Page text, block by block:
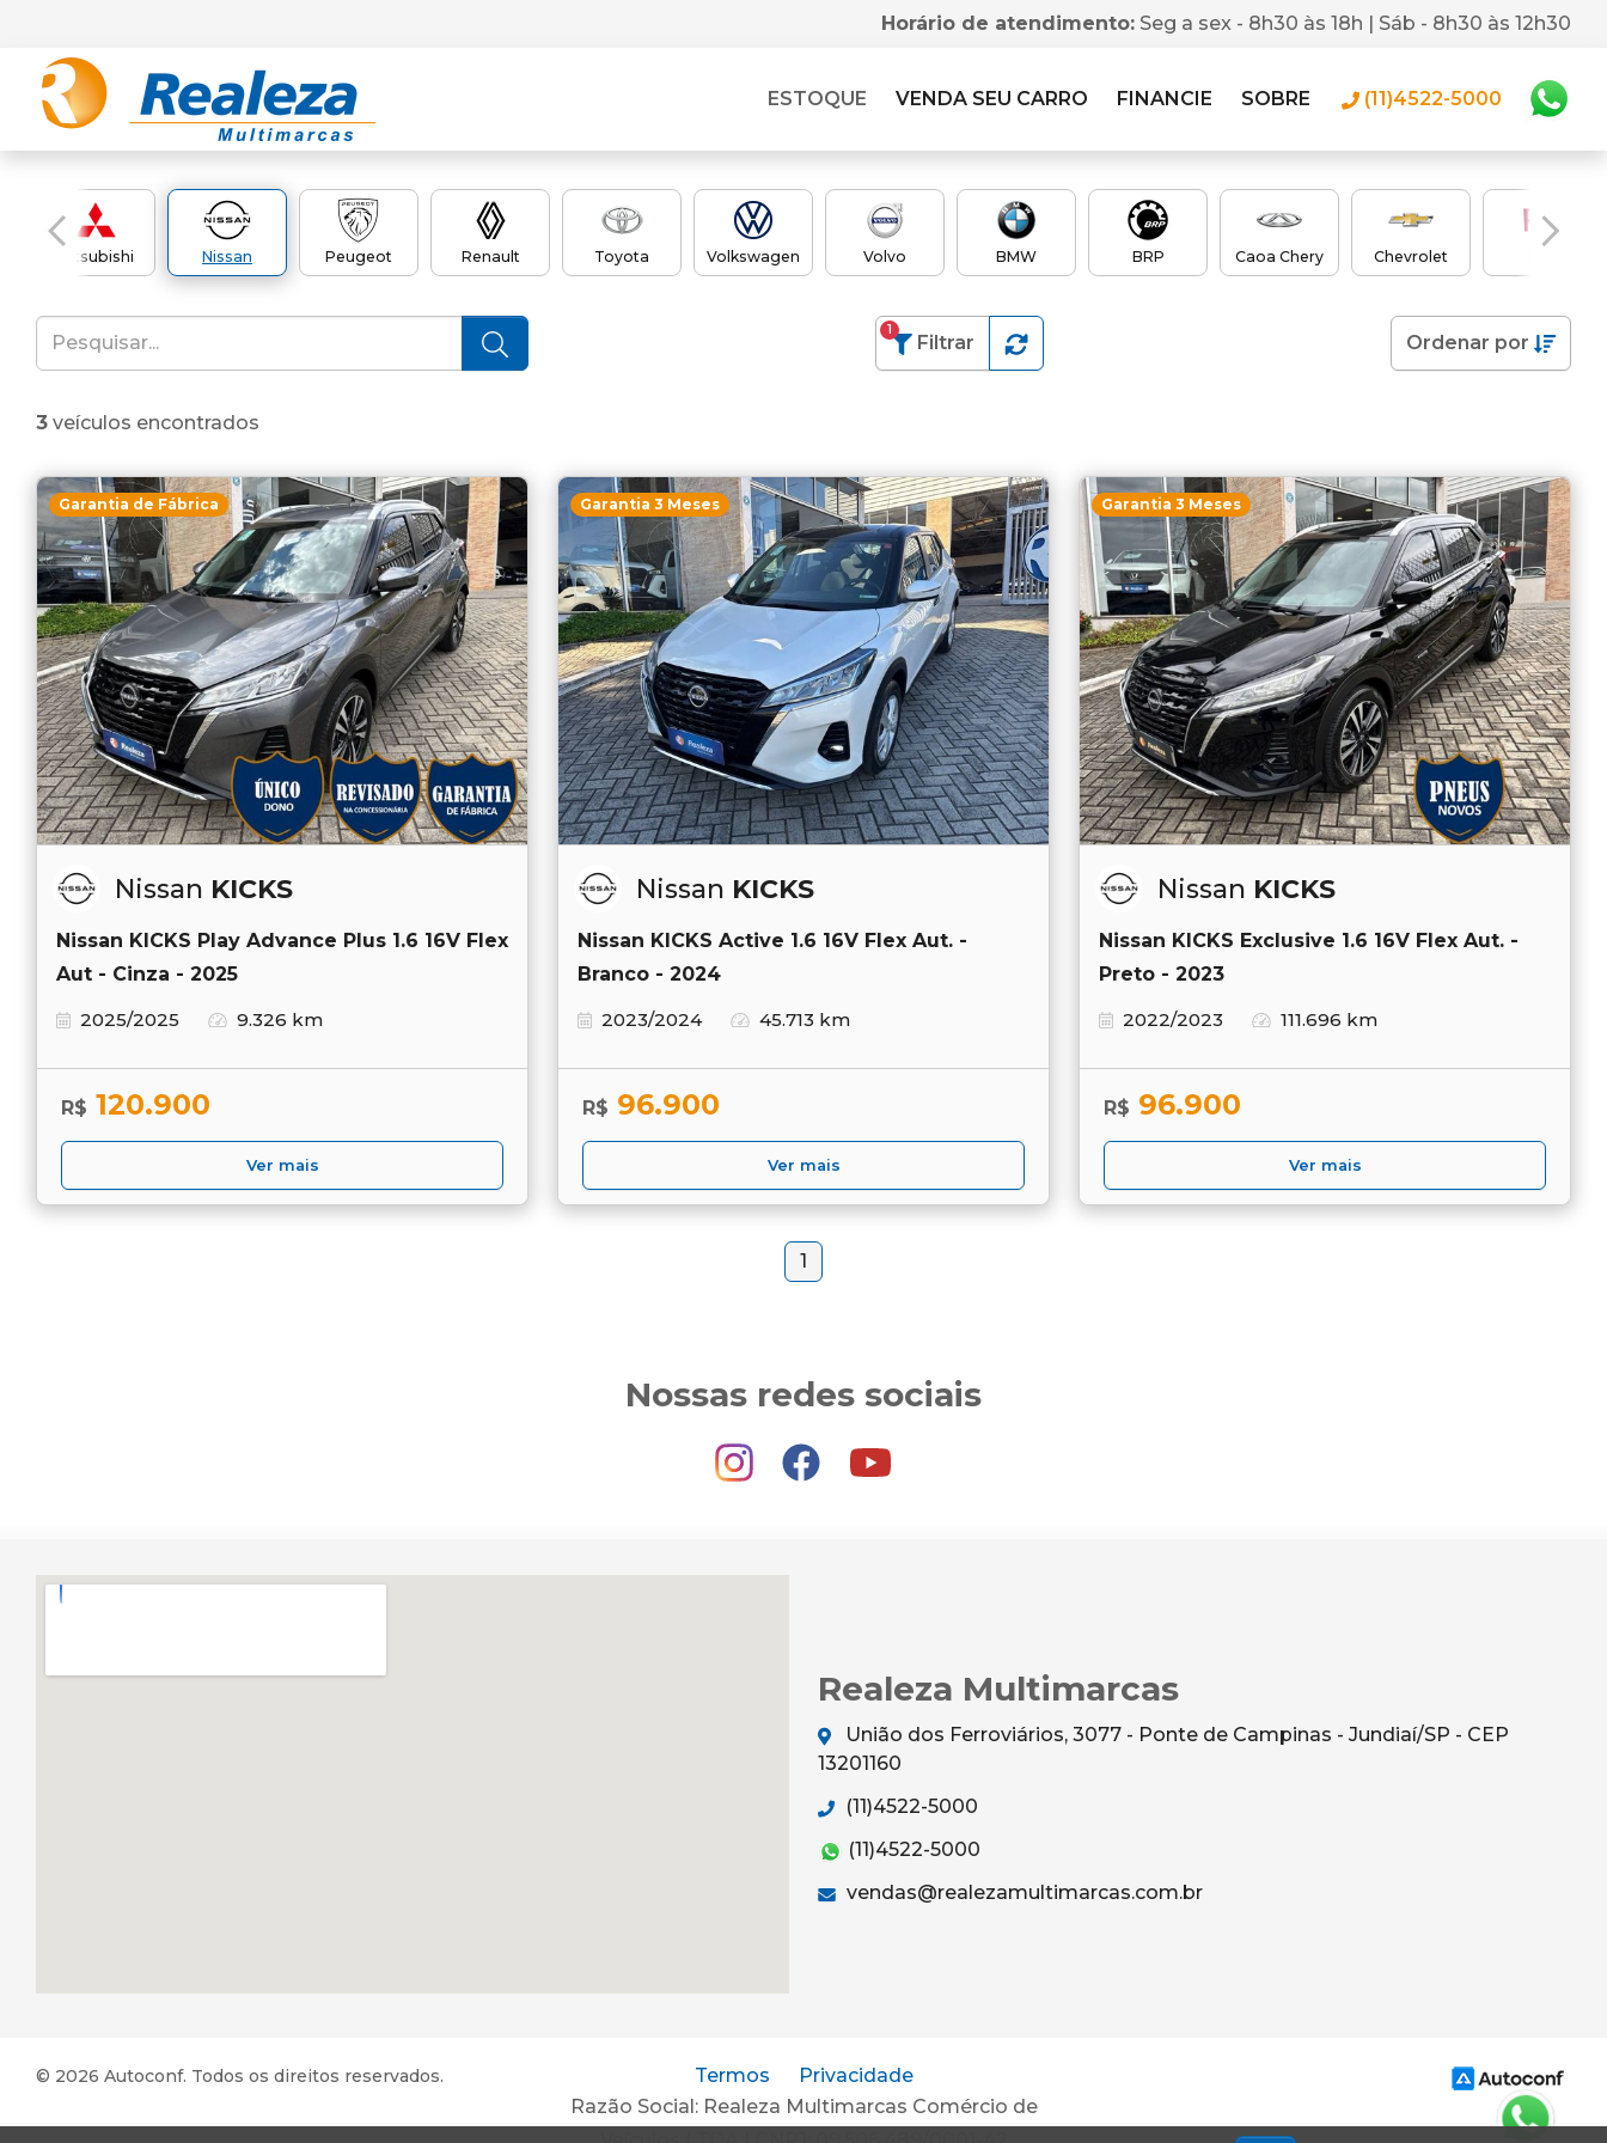
Horário de atendimento: Seg a sex - 8h30 às 18h | Sáb - 8h30 às 12h30
ESTOQUE VENDA SEU CARRO FINANCIE SOBRE (11)4522-5000
Mitsubishi Nissan Peugeot Renault Toyota Volkswagen Volvo BMW BRP Caoa Chery Chevrolet
Filtrar
1
Ordenar por
3 veículos encontrados
Garantia de Fábrica
Nissan KICKS
Nissan KICKS Play Advance Plus 1.6 16V Flex
Aut - Cinza - 2025
2025/2025
9.326 km
R$ 120.900
Ver mais
Garantia 3 Meses
Nissan KICKS
Nissan KICKS Active 1.6 16V Flex Aut. -
Branco - 2024
2023/2024
45.713 km
R$ 96.900
Ver mais
Garantia 3 Meses
Nissan KICKS
Nissan KICKS Exclusive 1.6 16V Flex Aut. -
Preto - 2023
2022/2023
111.696 km
R$ 96.900
Ver mais
1
Nossas redes sociais
Realeza Multimarcas
União dos Ferroviários, 3077 - Ponte de Campinas - Jundiaí/SP - CEP
13201160
(11)4522-5000
(11)4522-5000
vendas@realezamultimarcas.com.br
© 2026 Autoconf. Todos os direitos reservados. Termos
Privacidade
Razão Social: Realeza Multimarcas Comércio de